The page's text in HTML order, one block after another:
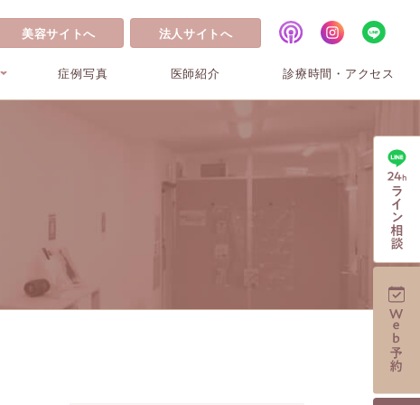
美容サイトへ 法人サイトへ
症例写真 医師紹介 診療時間・アクセス